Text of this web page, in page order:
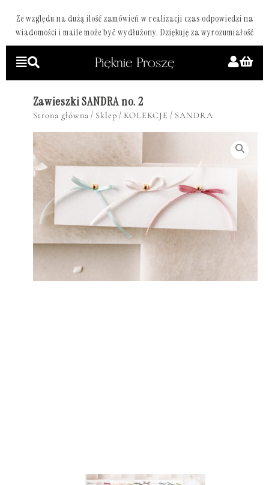
Ze względu na dużą ilość zamówień w realizacji czas odpowiedzi na
wiadomości i maile może być wydłużony. Dziękuję za wyrozumiałość
Zawieszki SANDRA no. 2
Strona główna / Sklep / KOLEKCJE / SANDRA